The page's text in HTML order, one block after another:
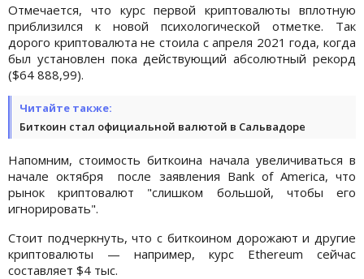
Отмечается, что курс первой криптовалюты вплотную
приблизился к новой психологической отметке. Так
дорого криптовалюта не стоила с апреля 2021 года, когда
был установлен пока действующий абсолютный рекорд
($64 888,99).
Читайте также:
Биткоин стал официальной валютой в Сальвадоре
Напомним, стоимость биткоина начала увеличиваться в
начале октября после заявления Bank of America, что
рынок криптовалют "слишком большой, чтобы его
игнорировать".
Стоит подчеркнуть, что с биткоином дорожают и другие
криптовалюты — например, курс Ethereum сейчас
составляет $4 тыс.